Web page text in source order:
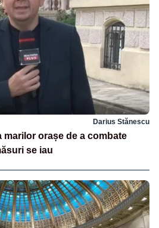
Darius Stănescu
marilor orașe de a combate
se iau